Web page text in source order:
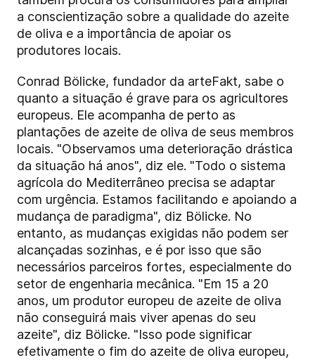
a conscientização sobre a qualidade do azeite
de oliva e a importância de apoiar os
produtores locais.
Conrad Bölicke, fundador da arteFakt, sabe o
quanto a situação é grave para os agricultores
europeus. Ele acompanha de perto as
plantações de azeite de oliva de seus membros
locais. "Observamos uma deterioração drástica
da situação há anos", diz ele. "Todo o sistema
agrícola do Mediterrâneo precisa se adaptar
com urgência. Estamos facilitando e apoiando a
mudança de paradigma", diz Bölicke. No
entanto, as mudanças exigidas não podem ser
alcançadas sozinhas, e é por isso que são
necessários parceiros fortes, especialmente do
setor de engenharia mecânica. "Em 15 a 20
anos, um produtor europeu de azeite de oliva
não conseguirá mais viver apenas do seu
azeite", diz Bölicke. "Isso pode significar
efetivamente o fim do azeite de oliva europeu,